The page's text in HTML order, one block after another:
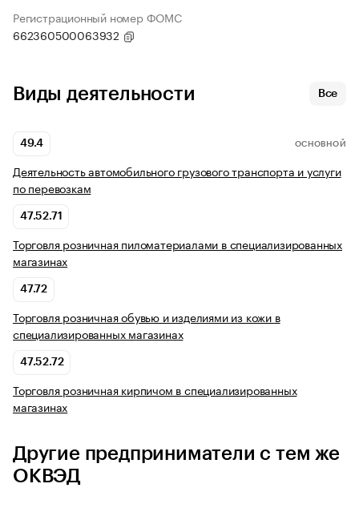
Регистрационный номер ФОМС
662360500063932
Виды деятельности Все
49.4 ОСНОВНОЙ
Деятельность автомобильного грузового транспорта и услуги
по перевозкам
47.52.71
Торговля розничная пиломатериалами в специализированных
магазинах
47.72
Торговля розничная обувью и изделиями из кожи в
специализированных магазинах
47.52.72
Торговля розничная кирпичом в специализированных
магазинах
Другие предприниматели с тем же
ОКВЭД